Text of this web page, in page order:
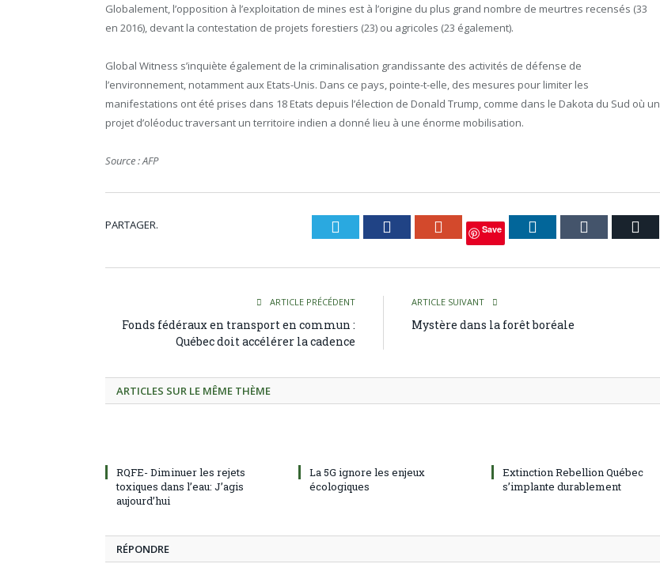
Globalement, l’opposition à l’exploitation de mines est à l’origine du plus grand nombre de meurtres recensés (33
en 2016), devant la contestation de projets forestiers (23) ou agricoles (23 également).
Global Witness s’inquiète également de la criminalisation grandissante des activités de défense de
l’environnement, notamment aux Etats-Unis. Dans ce pays, pointe-t-elle, des mesures pour limiter les
manifestations ont été prises dans 18 Etats depuis l’élection de Donald Trump, comme dans le Dakota du Sud où un
projet d’oléoduc traversant un territoire indien a donné lieu à une énorme mobilisation.
Source : AFP
PARTAGER. Twitter Facebook Google+
Save LinkedIn Tumblr
ARTICLE PRÉCÉDENT
Fonds fédéraux en transport en commun :
Québec doit accélérer la cadence
ARTICLE SUIVANT
Mystère dans la forêt boréale
ARTICLES SUR LE MÊME THÈME
RQFE- Diminuer les rejets
toxiques dans l’eau: J’agis
aujourd’hui
La 5G ignore les enjeux
écologiques
Extinction Rebellion Québec
s’implante durablement
RÉPONDRE